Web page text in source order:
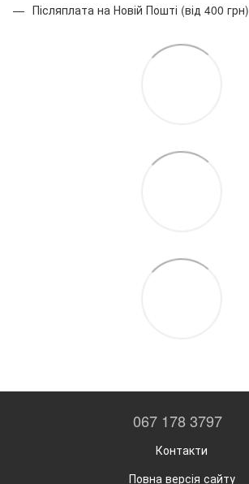
Післяплата на Новій Пошті (від 400 грн)
067 178 3797
Контакти
Повна версія сайту